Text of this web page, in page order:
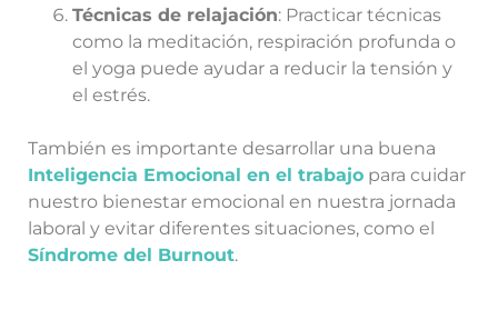
Técnicas de relajación: Practicar técnicas
como la meditación, respiración profunda o
el yoga puede ayudar a reducir la tensión y
el estrés.
También es importante desarrollar una buena
Inteligencia Emocional en el trabajo para cuidar
nuestro bienestar emocional en nuestra jornada
laboral y evitar diferentes situaciones, como el
Síndrome del Burnout.